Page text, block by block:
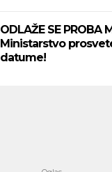
ODLAŽE SE PROBA
Ministarstvo
datume!